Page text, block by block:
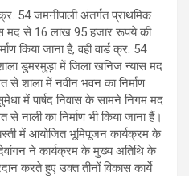
क्र. 54 जमनीपाली अंतर्गत प्राथमिक
मद से 16 लाख 95 हजार रूपये की
किया जाना हैं, वहीं वार्ड क्र. 54
डुमरमुड़ा में जिला खनिज न्यास मद
शाला में नवीन भवन का निर्माण
में पार्षद निवास के सामने निगम मद
का निर्माण भी किया जाना हैं।
बस्ती में आयोजित भूमिपूजन कार्यक्रम के
ने कार्यक्रम के मुख्य अतिथि के
करते हुए उक्त तीनों विकास कार्ये